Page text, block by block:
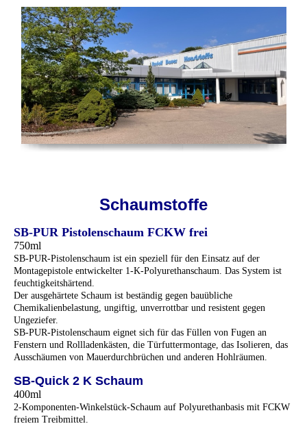
Schaumstoffe
SB-PUR Pistolenschaum FCKW frei
750ml
SB-PUR-Pistolenschaum ist ein speziell für den Einsatz auf der
Montagepistole entwickelter 1-K-Polyurethanschaum. Das System ist
feuchtigkeitshärtend.
Der ausgehärtete Schaum ist beständig gegen bauübliche
Chemikalienbelastung, ungiftig, unverrottbar und resistent gegen
Ungeziefer.
SB-PUR-Pistolenschaum eignet sich für das Füllen von Fugen an
Fenstern und Rollladenkästen, die Türfuttermontage, das Isolieren, das
Ausschäumen von Mauerdurchbrüchen und anderen Hohlräumen.
SB-Quick 2 K Schaum
400ml
2-Komponenten-Winkelstück-Schaum auf Polyurethanbasis mit FCKW
freiem Treibmittel.